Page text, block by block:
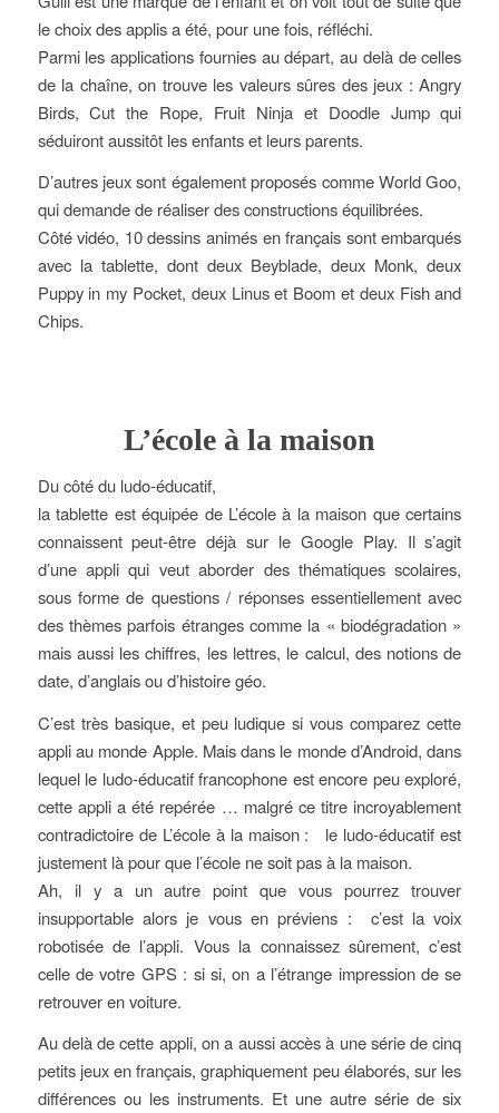
le choix des applis a été, pour une fois, réfléchi.
Parmi les applications fournies au départ, au delà de celles
de la chaîne, on trouve les valeurs sûres des jeux : Angry
Birds, Cut the Rope, Fruit Ninja et Doodle Jump qui
séduiront aussitôt les enfants et leurs parents.
D’autres jeux sont également proposés comme World Goo,
qui demande de réaliser des constructions équilibrées.
Côté vidéo, 10 dessins animés en français sont embarqués
avec la tablette, dont deux Beyblade, deux Monk, deux
Puppy in my Pocket, deux Linus et Boom et deux Fish and
Chips.
L’école à la maison
Du côté du ludo-éducatif,
la tablette est équipée de L’école à la maison que certains
connaissent peut-être déjà sur le Google Play. Il s’agit
d’une appli qui veut aborder des thématiques scolaires,
sous forme de questions / réponses essentiellement avec
des thèmes parfois étranges comme la « biodégradation »
mais aussi les chiffres, les lettres, le calcul, des notions de
date, d’anglais ou d’histoire géo.
C’est très basique, et peu ludique si vous comparez cette
appli au monde Apple. Mais dans le monde d’Android, dans
lequel le ludo-éducatif francophone est encore peu exploré,
cette appli a été repérée … malgré ce titre incroyablement
contradictoire de L’école à la maison : le ludo-éducatif est
justement là pour que l’école ne soit pas à la maison.
Ah, il y a un autre point que vous pourrez trouver
insupportable alors je vous en préviens : c’est la voix
robotisée de l’appli. Vous la connaissez sûrement, c’est
celle de votre GPS : si si, on a l’étrange impression de se
retrouver en voiture.
Au delà de cette appli, on a aussi accès à une série de cinq
petits jeux en français, graphiquement peu élaborés, sur les
différences ou les instruments. Et une autre série de six